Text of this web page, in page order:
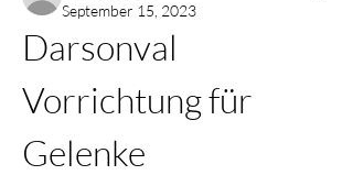
September 15, 2023
Darsonval
Vorrichtung für
Gelenke